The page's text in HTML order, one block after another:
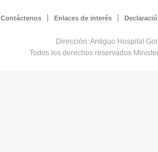
Contáctenos Enlaces de interés
Dirección: Antiguo Hospital
Todos los derechos reservados